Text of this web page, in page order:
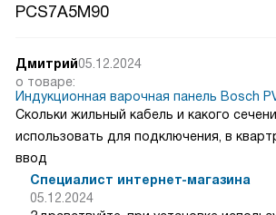
PCS7A5M90
Дмитрий05.12.2024
о товаре:
Индукционная варочная панель Bosch
Скольки жильный кабель и какого
использовать для подключения, в
ввод
Специалист интернет-магазина
05.12.2024